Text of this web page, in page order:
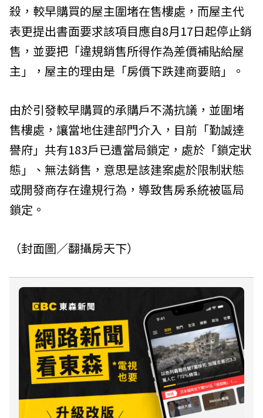
殺，較早購買的屋主圍堵在售樓處，而屋主代
表更提出書面要求該項目應自8月17日起停止銷
售，並要把「違規銷售所得作為差價補貼給屋
主」，屋主的理由是「房價下跌建商要賠」。
由於引發較早購買的承購戶不滿抗議，並圍堵
售樓處，讓當地住建部門介入，目前「勤誠達
譽府」共有183戶已遭當局鎖定，處於「鎖定狀
態」、無法銷售，意思是該建案處於限制狀態
或開發商存在違規行為，導致售房系統被區局
鎖定。
（封面圖／翻攝房天下）